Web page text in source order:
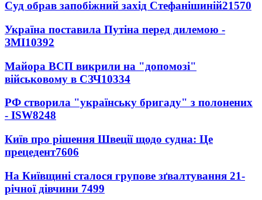
Суд обрав запобіжний захід Стефанішиній21570
Україна поставила Путіна перед дилемою -
ЗМІ10392
Майора ВСП викрили на "допомозі"
військовому в СЗЧ10334
РФ створила "українську бригаду" з полонених
- ISW8248
Київ про рішення Швеції щодо судна: Це
прецедент7606
На Київщині сталося групове зґвалтування 21-
річної дівчини 7499